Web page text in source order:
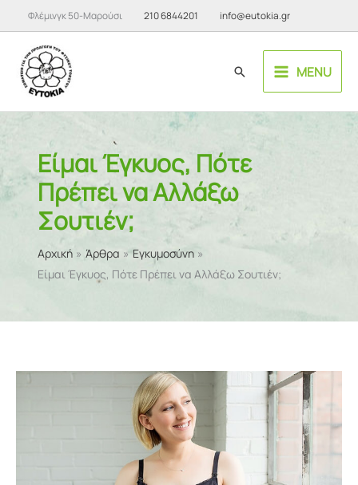
Μετάβαση
στο
περιεχόμενο
Φλέμινγκ 50-Μαρούσι 210 6844201 info@eutokia.gr
ΑναζήτησηMENU
Είμαι Έγκυος, Πότε
Πρέπει να Αλλάξω
Σουτιέν;
Αρχική Άρθρα
Εγκυμοσύνη
Είμαι Έγκυος, Πότε Πρέπει να Αλλάξω Σουτιέν;